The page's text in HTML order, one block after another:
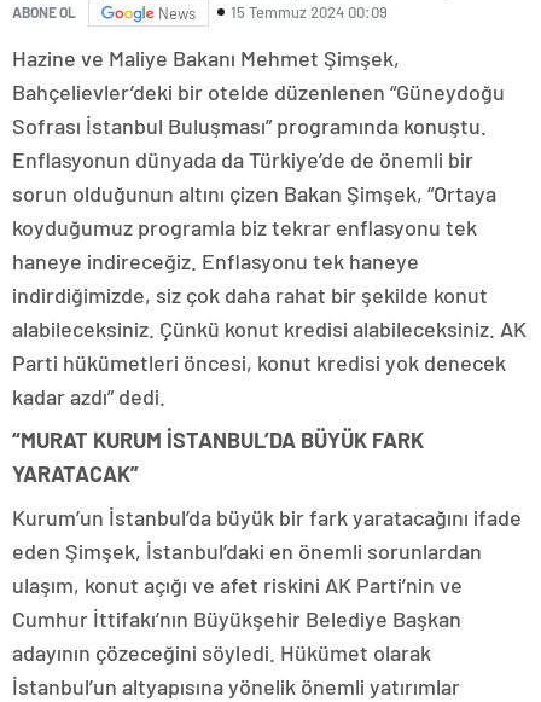
ABONE OL News 15 Temmuz 2024 00:09
Hazine ve Maliye Bakanı Mehmet Şimşek,
Bahçelievler’deki bir otelde düzenlenen “Güneydoğu
Sofrası İstanbul Buluşması” programında konuştu.
Enflasyonun dünyada da Türkiye’de de önemli bir
sorun olduğunun altını çizen Bakan Şimşek, “Ortaya
koyduğumuz programla biz tekrar enflasyonu tek
haneye indireceğiz. Enflasyonu tek haneye
indirdiğimizde, siz çok daha rahat bir şekilde konut
alabileceksiniz. Çünkü konut kredisi alabileceksiniz. AK
Parti hükümetleri öncesi, konut kredisi yok denecek
kadar azdı” dedi.
“MURAT KURUM İSTANBUL’DA BÜYÜK FARK
YARATACAK”
Kurum’un İstanbul’da büyük bir fark yaratacağını ifade
eden Şimşek, İstanbul’daki en önemli sorunlardan
ulaşım, konut açığı ve afet riskini AK Parti’nin ve
Cumhur İttifakı’nın Büyükşehir Belediye Başkan
adayının çözeceğini söyledi. Hükümet olarak
İstanbul’un altyapısına yönelik önemli yatırımlar